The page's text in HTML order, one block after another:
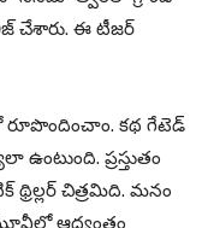
చేశారు. ఈ టీజర్
రూపొందించాం. కథ గేటెడ్
ప్రస్తుతం
చిత్రమిది. మనం
ఆద్యంతం